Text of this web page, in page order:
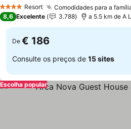
4 EstrelasResort Comodidades para a
8,6 Excelente 3.788 a 5.5 km de A
De € 186
Consulte os preços de 15 sites
Escolha popular